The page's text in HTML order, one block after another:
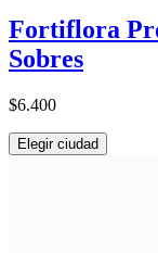
Fortiflora
Sobres
$6.400
Elegir ciudad